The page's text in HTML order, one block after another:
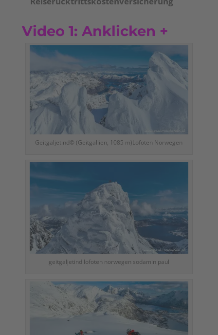
Video 1: Anklicken +
Geitgaljetind© (Geitgallien, 1085 m)Lofoten Norwegen
geitgaljetind lofoten norwegen sodamin paul